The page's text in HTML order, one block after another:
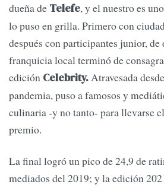
dueña de Telefe, y el nuestro es
lo puso en grilla. Primero con
después con participantes junior, de
franquicia local terminó de
edición Celebrity.Atravesada
pandemia, puso a famosos y
culinaria -y no tanto- para llevarse
premio.
La final logró un pico de 24,9 de
mediados del 2019; y la edición